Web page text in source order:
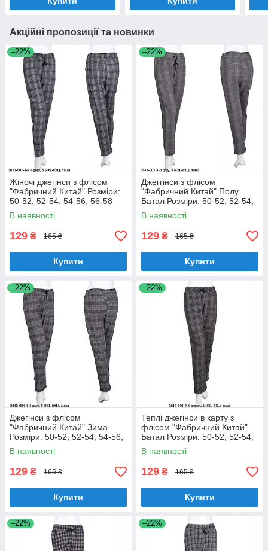
Акційні пропозиції та новинки
–22%
Жіночі джегінси з флісом
"Фабричний Китай" Розміри:
50-52, 52-54, 54-56, 56-58
(18128-1)
В наявності
129 ₴ 165 ₴
Купити
–22%
Джеггінси з флісом
"Фабричний Китай" Полу
Батал Розміри: 50-52, 52-54,
54-56, 56-58 (18128-2)
В наявності
129 ₴ 165 ₴
Купити
–22%
Джегінси з флісом
"Фабричний Китай" Зима
Розміри: 50-52, 52-54, 54-56,
56-58 (18128-3)
В наявності
129 ₴ 165 ₴
Купити
–22%
Теплі джегінси в карту з
флісом "Фабричний Китай"
Батал Розміри: 50-52, 52-54,
54-56, 56-58 (18128-4)
В наявності
129 ₴ 165 ₴
Купити
–22% –22%